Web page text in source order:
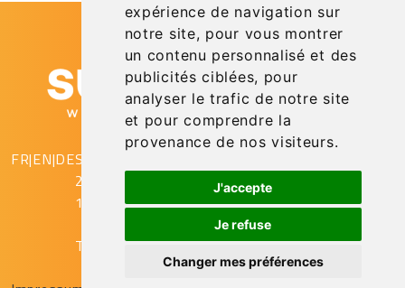
expérience de navigation sur
notre site, pour vous montrer
un contenu personnalisé et des
publicités ciblées, pour
analyser le trafic de notre site
et pour comprendre la
provenance de nos visiteurs.
J'accepte
Je refuse
Changer mes préférences
FR|EN|DESupAirVision
2 rue Gustave Eiffel
10430 Rosières Près Troyes
T. (+33) (0)3.25.78.08.53
© SUPAIRVISION - 2022